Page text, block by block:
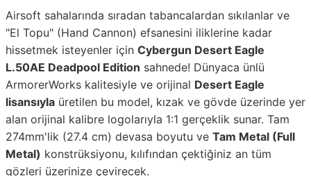
Airsoft sahalarında sıradan tabancalardan sıkılanlar ve
"El Topu" (Hand Cannon) efsanesini iliklerine kadar
hissetmek isteyenler için Cybergun Desert Eagle
L.50AE Deadpool Edition sahnede! Dünyaca ünlü
ArmorerWorks kalitesiyle ve orijinal Desert Eagle
lisansıyla üretilen bu model, kızak ve gövde üzerinde yer
alan orijinal kalibre logolarıyla 1:1 gerçeklik sunar. Tam
274mm'lik (27.4 cm) devasa boyutu ve Tam Metal (Full
Metal) konstrüksiyonu, kılıfından çektiğiniz an tüm
gözleri üzerinize çevirecek.